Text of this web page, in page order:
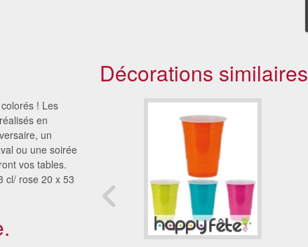
! Les
en
un
ou une soirée
vos tables.
cl/ rose 20 x 53
Décorations similaires